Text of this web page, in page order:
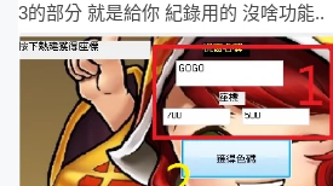
3的部分 就是給你 紀錄用的 沒啥功能..